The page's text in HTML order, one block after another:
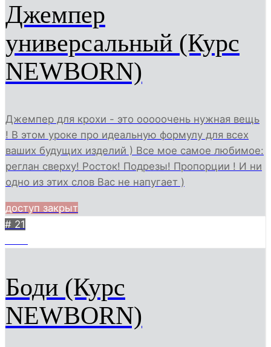
Джемпер
универсальный (Курс
NEWBORN)
Джемпер для крохи - это ооооочень нужная вещь
! В этом уроке про идеальную формулу для всех
ваших будущих изделий ) Все мое самое любимое:
реглан сверху! Росток! Подрезы! Пропорции ! И ни
одно из этих слов Вас не напугает )
доступ закрыт
# 21
Боди (Курс
NEWBORN)